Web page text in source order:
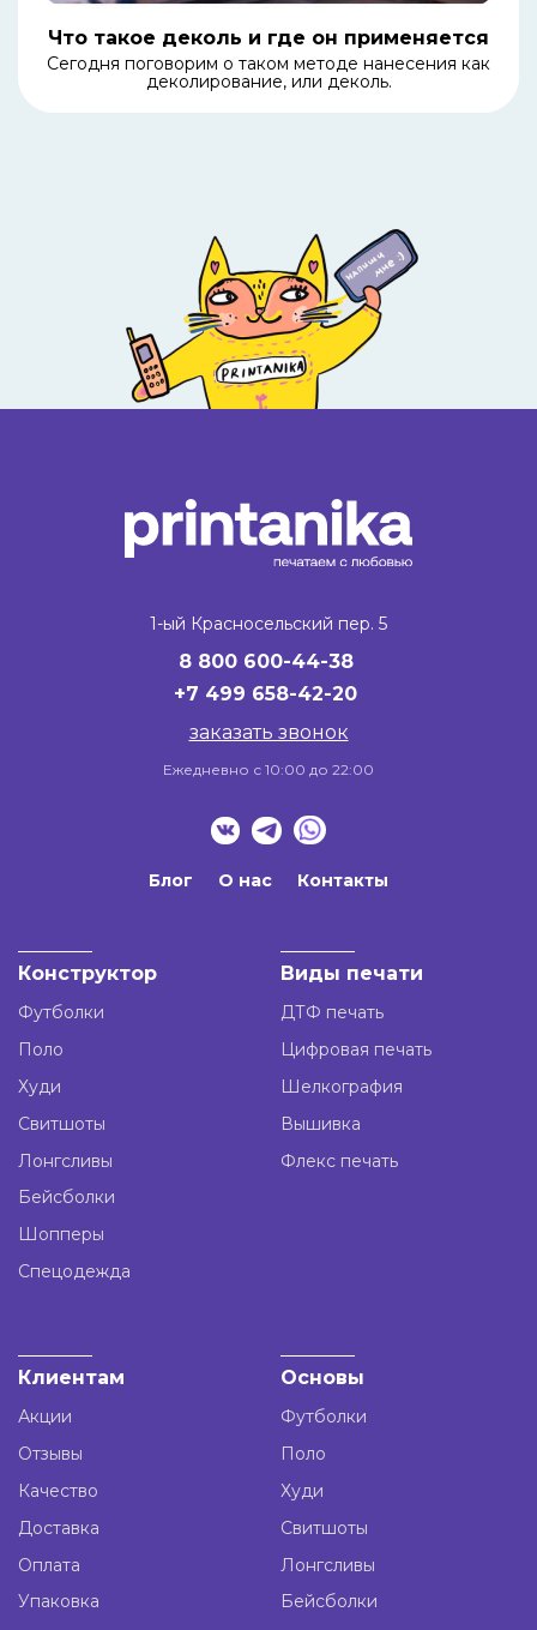
Что такое деколь и где он применяется
Сегодня поговорим о таком методе нанесения как
деколирование, или деколь.
1-ый Красносельский пер. 5
8 800 600-44-38
+7 499 658-42-20
заказать звонок
Ежедневно с 10:00 до 22:00
Блог О нас Контакты
Конструктор
Футболки
Поло
Худи
Свитшоты
Лонгсливы
Бейсболки
Шопперы
Спецодежда
Виды печати
ДТФ печать
Цифровая печать
Шелкография
Вышивка
Флекс печать
Клиентам
Акции
Отзывы
Качество
Доставка
Оплата
Упаковка
Основы
Футболки
Поло
Худи
Свитшоты
Лонгсливы
Бейсболки